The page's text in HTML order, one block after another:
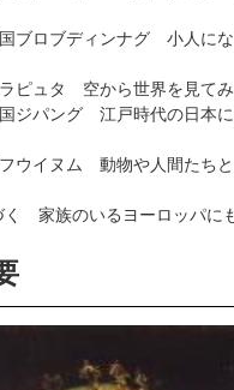
ブロブディンナグ 小人にな
ピュタ 空から世界を見てみ
ジパング 江戸時代の日本に
ウイヌム 動物や人間たちと
家族のいるヨーロッパに